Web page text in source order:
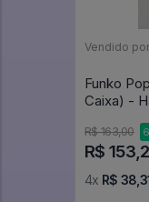
Vendido
Funko
R$ 163,00
R$
4x R$